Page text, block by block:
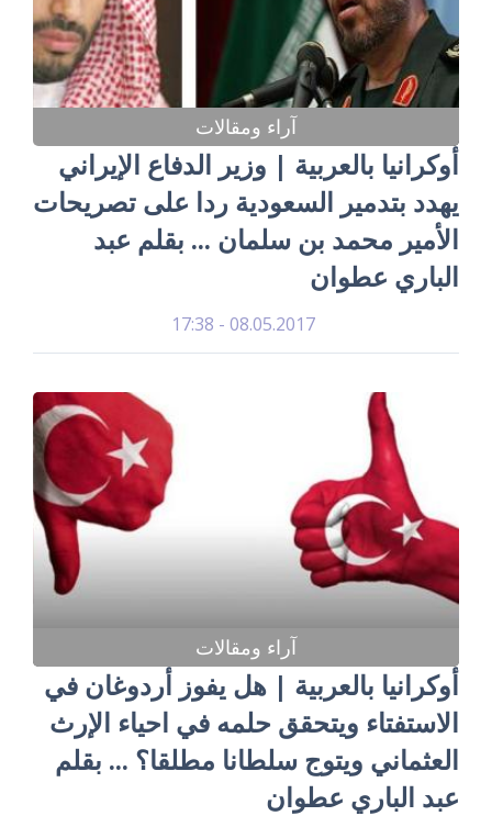
آراء ومقالات
أوكرانيا بالعربية | وزير الدفاع الإيراني
يهدد بتدمير السعودية ردا على تصريحات
الأمير محمد بن سلمان ... بقلم عبد
الباري عطوان
08.05.2017 - 17:38
آراء ومقالات
أوكرانيا بالعربية | هل يفوز أردوغان في
الاستفتاء ويتحقق حلمه في احياء الإرث
العثماني ويتوج سلطانا مطلقا؟ ... بقلم
عبد الباري عطوان